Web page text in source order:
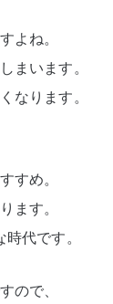
よね。
まいます。
なります。
すめ。
ます。
代です。
ので、